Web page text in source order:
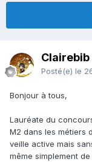
Clairebib
Posté(e) le
Bonjour à tous,
Lauréate du
M2 dans les métiers
veille active mais
même simplement